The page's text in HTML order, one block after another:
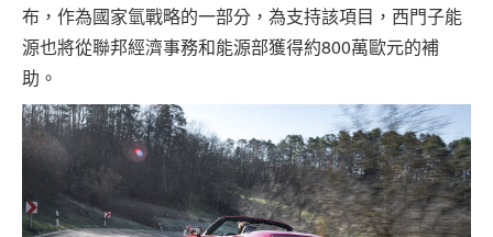
布，作為國家氫戰略的一部分，為支持該項目，西門子能
源也將從聯邦經濟事務和能源部獲得約800萬歐元的補
助。